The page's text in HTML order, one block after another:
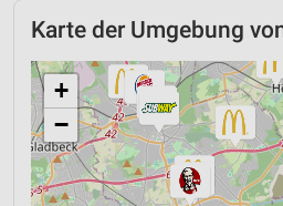
Karte der Umgebung
+
−